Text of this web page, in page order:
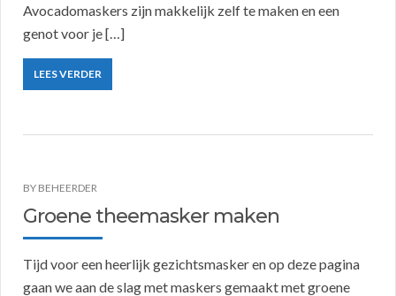
Avocadomaskers zijn makkelijk zelf te maken en een
genot voor je […]
LEES VERDER
BY BEHEERDER
Groene theemasker maken
Tijd voor een heerlijk gezichtsmasker en op deze pagina
gaan we aan de slag met maskers gemaakt met groene